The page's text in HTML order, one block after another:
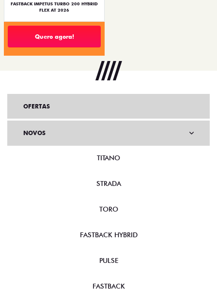
FASTBACK IMPETUS TURBO 200 HYBRID
FLEX AT 2026
Quero agora!
OFERTAS
NOVOS
TITANO
STRADA
TORO
FASTBACK HYBRID
PULSE
FASTBACK